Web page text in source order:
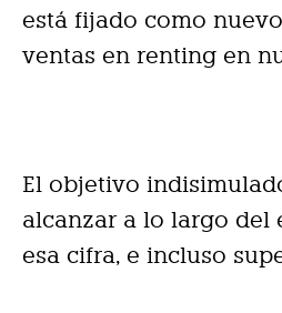
está fijado como
ventas en renting en
El objetivo
alcanzar a lo largo del
esa cifra, e incluso